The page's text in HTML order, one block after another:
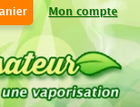
Mon compte